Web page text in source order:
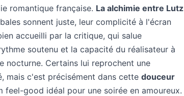
romantique française. La alchimie entre Lutz
sonnent juste, leur complicité à l'écran
accueilli par la critique, qui salue
soutenu et la capacité du réalisateur à
nocturne. Certains lui reprochent une
mais c'est précisément dans cette douceur
feel-good idéal pour une soirée en amoureux.